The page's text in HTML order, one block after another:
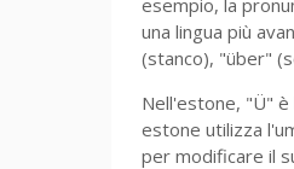
esempio, la
una lingua più
(stanco), "über"
Nell'estone, "Ü" è
estone utilizza
per modificare il